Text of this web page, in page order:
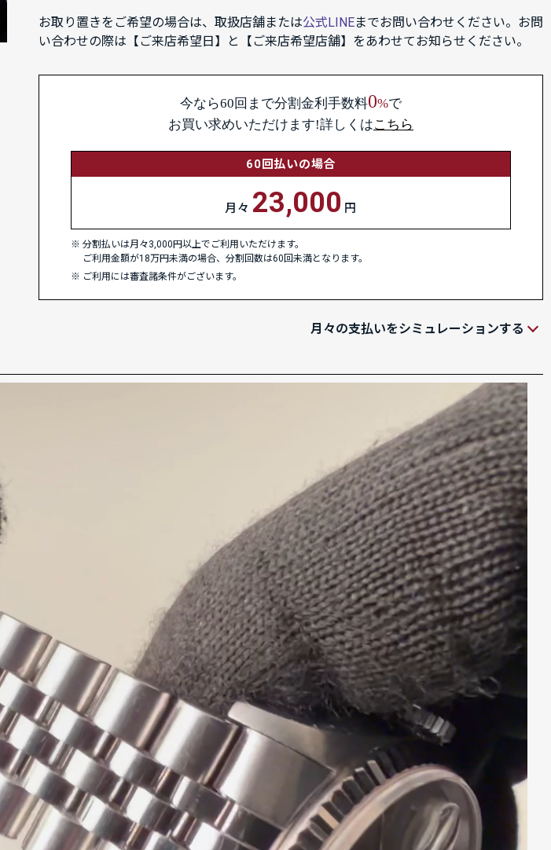
お取り置きをご希望の場合は、取扱店舗または公式LINEまでお問い合わせください。お問
い合わせの際は【ご来店希望日】と【ご来店希望店舗】をあわせてお知らせください。
今なら60回まで分割金利手数料0%で
お買い求めいただけます!詳しくはこちら
60回払いの場合
月々 23,000 円
分割払いは月々3,000円以上でご利用いただけます。
ご利用金額が18万円未満の場合、分割回数は60回未満となります。
ご利用には審査諸条件がございます。
月々の支払いをシミュレーションする